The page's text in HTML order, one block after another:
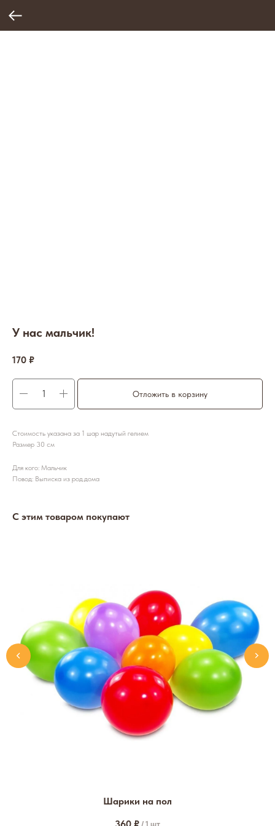
У нас мальчик!
170 ₽
Отложить в корзину
Стоимость указана за 1 шар надутый гелием
Размер 30 см
Для кого: Мальчик
Повод: Выписка из род.дома
С этим товаром покупают
Шарики на пол
360 ₽ / 1 шт